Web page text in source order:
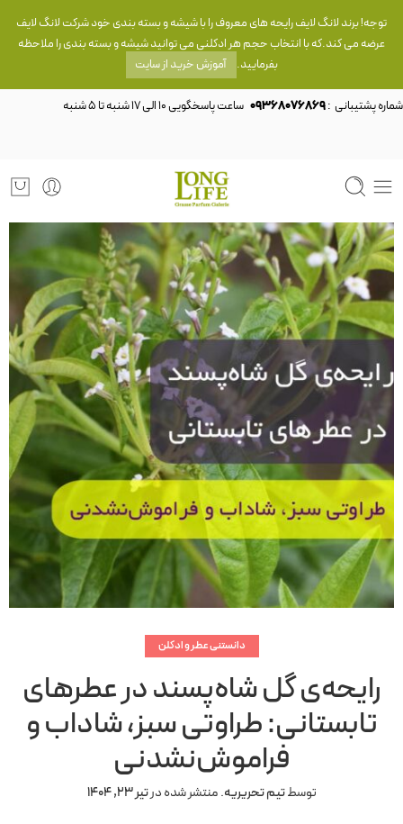
توجه! برند لانگ لایف رایحه های معروف را با شیشه و بسته بندی خود شرکت لانگ لایف
عرضه می کند.که با انتخاب حجم هر ادکلنی می توانید شیشه و بسته بندی را ملاحظه
بفرمایید. آموزش خرید از سایت
شماره پشتیبانی :09368076869
دانستنی عطر و ادکلن
رایحه‌ی گل شاه‌پسند در عطرهای
تابستانی: طراوتی سبز، شاداب و
فراموش‌نشدنی
توسطتیم تحریریه.منتشر شده درتیر 23, 1404